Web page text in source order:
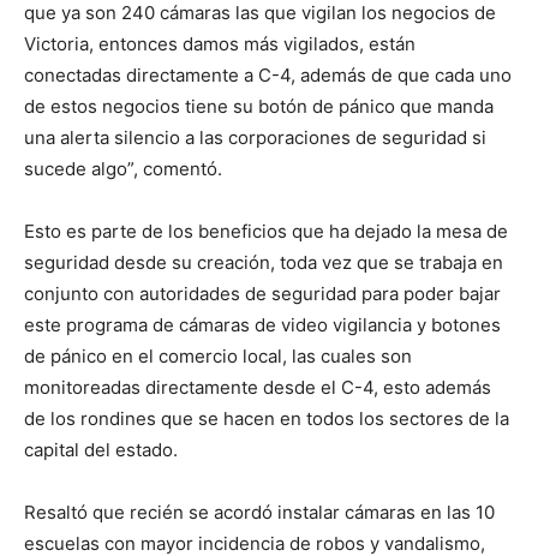
que ya son 240 cámaras las que vigilan los negocios de
Victoria, entonces damos más vigilados, están
conectadas directamente a C-4, además de que cada uno
de estos negocios tiene su botón de pánico que manda
una alerta silencio a las corporaciones de seguridad si
sucede algo”, comentó.
Esto es parte de los beneficios que ha dejado la mesa de
seguridad desde su creación, toda vez que se trabaja en
conjunto con autoridades de seguridad para poder bajar
este programa de cámaras de video vigilancia y botones
de pánico en el comercio local, las cuales son
monitoreadas directamente desde el C-4, esto además
de los rondines que se hacen en todos los sectores de la
capital del estado.
Resaltó que recién se acordó instalar cámaras en las 10
escuelas con mayor incidencia de robos y vandalismo,